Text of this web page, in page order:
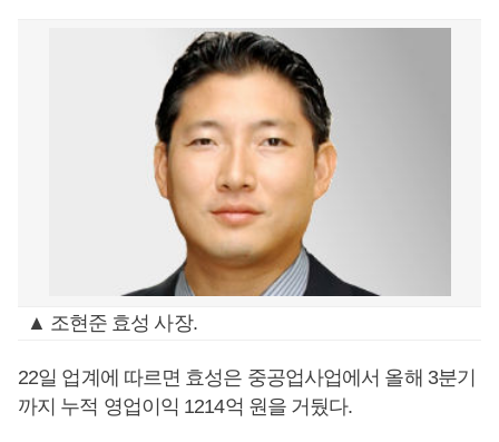
▲ 조현준 효성 사장.
22일 업계에 따르면 효성은 중공업사업에서 올해 3분기
까지 누적 영업이익 1214억 원을 거뒀다.